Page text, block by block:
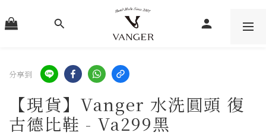
分享到
【現貨】Vanger 水洗圓頭 復
古德比鞋 - Va299黑